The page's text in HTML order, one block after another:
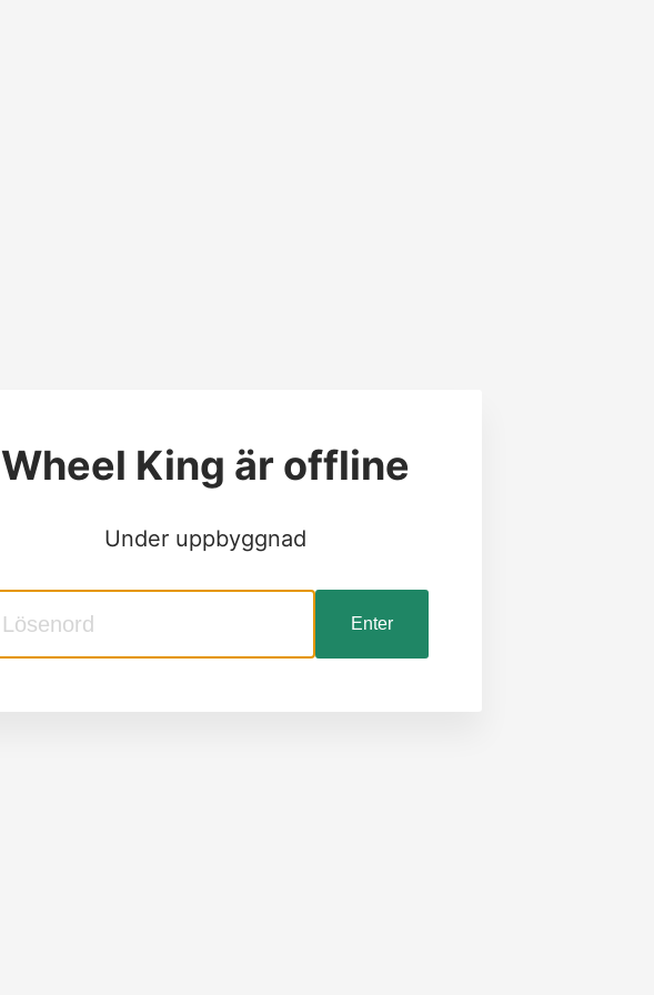
Wheel King är offline
Under uppbyggnad
Enter